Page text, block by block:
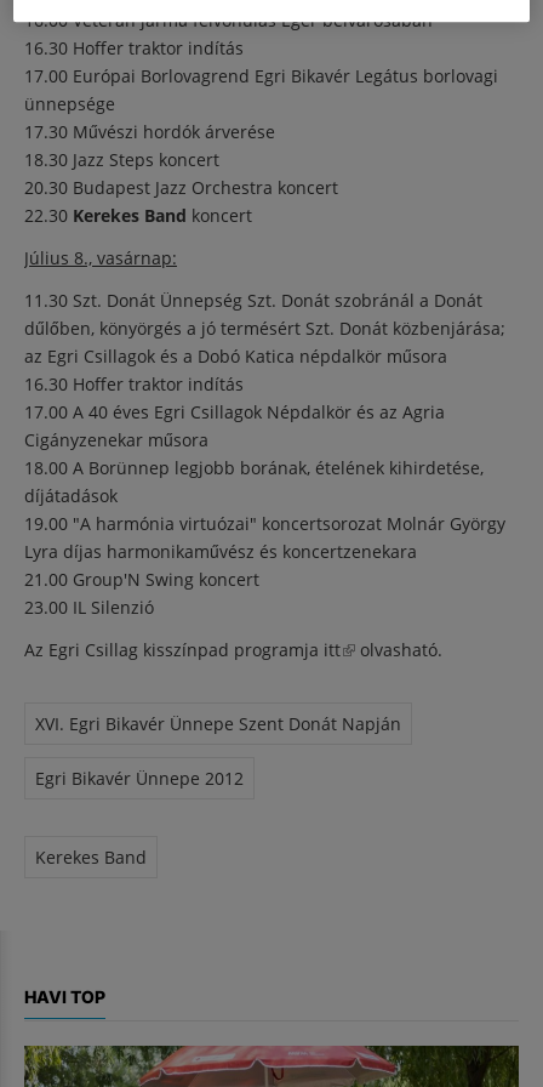
16.00 Veterán jármű felvonulás Eger belvárosában
16.30 Hoffer traktor indítás
17.00 Európai Borlovagrend Egri Bikavér Legátus borlovagi
ünnepsége
17.30 Művészi hordók árverése
18.30 Jazz Steps koncert
20.30 Budapest Jazz Orchestra koncert
22.30 Kerekes Band koncert
Július 8., vasárnap:
11.30 Szt. Donát Ünnepség Szt. Donát szobránál a Donát
dűlőben, könyörgés a jó termésért Szt. Donát közbenjárása;
az Egri Csillagok és a Dobó Katica népdalkör műsora
16.30 Hoffer traktor indítás
17.00 A 40 éves Egri Csillagok Népdalkör és az Agria
Cigányzenekar műsora
18.00 A Borünnep legjobb borának, ételének kihirdetése,
díjátadások
19.00 "A harmónia virtuózai" koncertsorozat Molnár György
Lyra díjas harmonikaművész és koncertzenekara
21.00 Group'N Swing koncert
23.00 IL Silenzió
Az Egri Csillag kisszínpad programja itt(külső hivatkozás)
olvasható.
XVI. Egri Bikavér Ünnepe Szent Donát Napján
Egri Bikavér Ünnepe 2012
Kerekes Band
HAVI TOP